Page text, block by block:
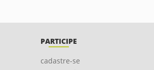
PARTICIPE
cadastre-se